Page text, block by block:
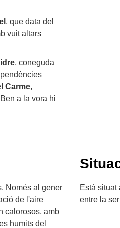
, que data del
vuit altars
, coneguda
Carme,
a la vora hi
Només al gener
de l'aire
calorosos, amb
humits del
Està situat
entre la